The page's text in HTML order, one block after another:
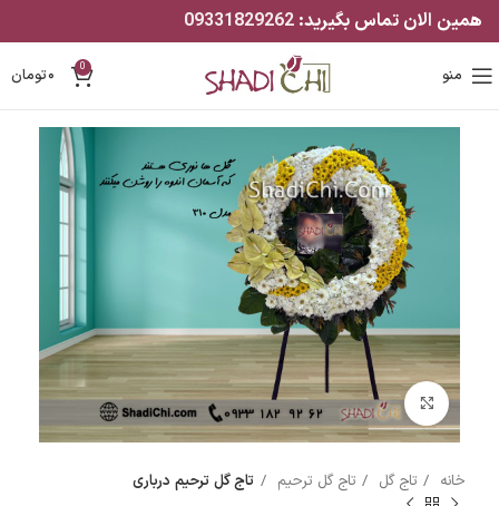
همین الان تماس بگیرید:
منو 0 ۰تومان
بزرگنمایی تصویر
خانه تاج گل تاج گل ترحیم تاج گل ترحیم درباری